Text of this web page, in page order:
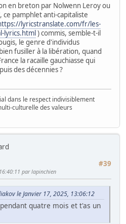
en breton par Nolwenn Leroy ou
ce pamphlet anti-capitaliste
lyricstranslate.com/fr/les-
lyrics.html) commis, semble-t-il
le genre d'individus
fusiller à la libération, quand
la racaille gauchiasse qui
des décennies ?
dans le respect indivisiblement
culturelle des valeurs
#39
par lapinchien
le Janvier 17, 2025, 13:06:12
quatre mois et t'as un